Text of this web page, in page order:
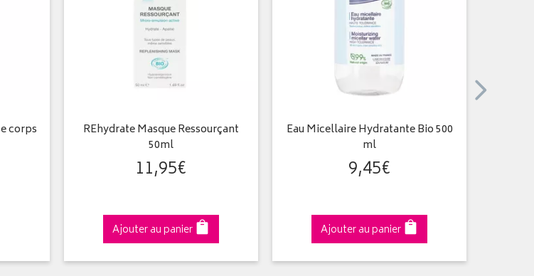
corps
REhydrate Masque Ressourçant
50ml
11,95€
Ajouter au panier
Eau Micellaire Hydratante Bio 500
ml
9,45€
Ajouter au panier